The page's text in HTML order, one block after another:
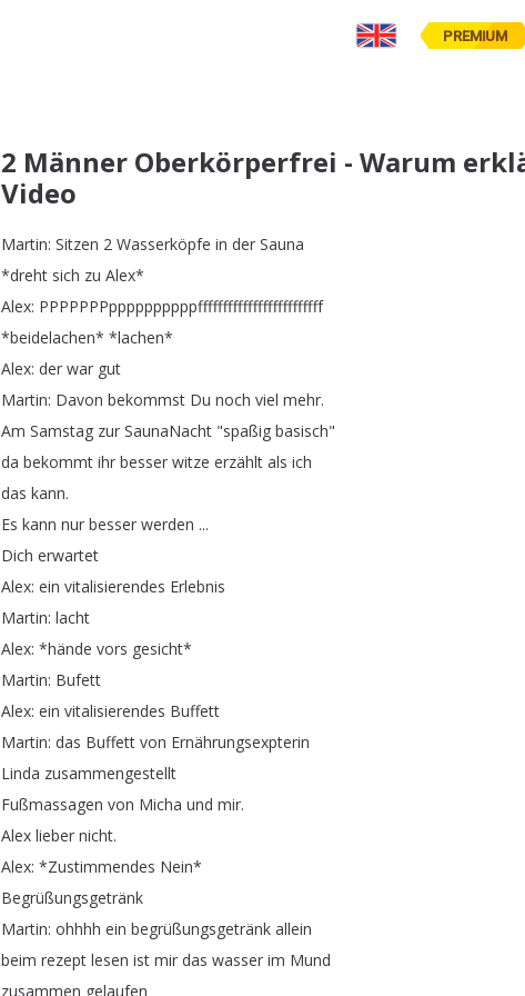
PREMIUM
2 Männer Oberkörperfrei - Warum
Video
Martin: Sitzen 2 Wasserköpfe in der Sauna
*dreht sich zu Alex*
Alex: PPPPPPPppppppppppfffffffffffffffffffffffff
*beidelachen* *lachen*
Alex: der war gut
Martin: Davon bekommst Du noch viel mehr.
Am Samstag zur SaunaNacht "spaßig basisch"
da bekommt ihr besser witze erzählt als ich
das kann.
Es kann nur besser werden ...
Dich erwartet
Alex: ein vitalisierendes Erlebnis
Martin: lacht
Alex: *hände vors gesicht*
Martin: Bufett
Alex: ein vitalisierendes Buffett
Martin: das Buffett von Ernährungsexpterin
Linda zusammengestellt
Fußmassagen von Micha und mir.
Alex lieber nicht.
Alex: *Zustimmendes Nein*
Begrüßungsgetränk
Martin: ohhhh ein begrüßungsgetränk allein
beim rezept lesen ist mir das wasser im Mund
zusammen gelaufen